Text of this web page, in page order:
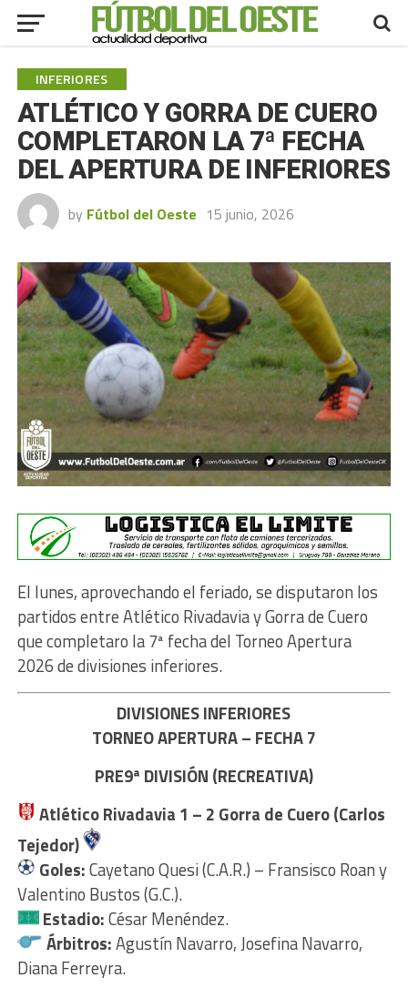
INFERIORES
ATLÉTICO Y GORRA DE CUERO
COMPLETARON LA 7ª FECHA
DEL APERTURA DE INFERIORES
by Fútbol del Oeste 15 junio, 2026
El lunes, aprovechando el feriado, se disputaron los
partidos entre Atlético Rivadavia y Gorra de Cuero
que completaro la 7ª fecha del Torneo Apertura
2026 de divisiones inferiores.
DIVISIONES INFERIORES
TORNEO APERTURA – FECHA 7
PRE9ª DIVISIÓN (RECREATIVA)
Atlético Rivadavia 1 – 2 Gorra de Cuero (Carlos
Tejedor)
Goles:Cayetano Quesi (C.A.R.) – Fransisco Roan y
Valentino Bustos (G.C.).
Estadio:César Menéndez.
Árbitros:Agustín Navarro, Josefina Navarro,
Diana Ferreyra.